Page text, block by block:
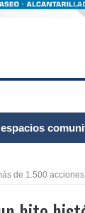
rurales
de 1.500